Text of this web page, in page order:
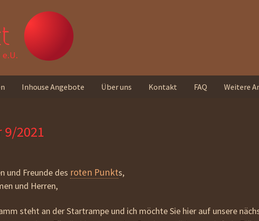
e.U.
Inhouse Angebote Über uns
Unseren Newsletter
Kontakt FAQ Weitere
2021
und Freunde des roten Punkts,
und Herren,
steht an der Startrampe und ich möchte Sie hier auf unsere